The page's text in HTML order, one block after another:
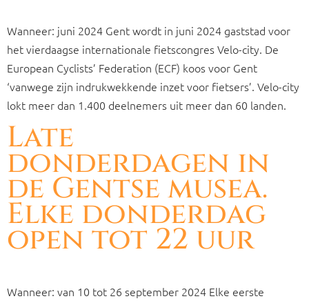
Wanneer: juni 2024 Gent wordt in juni 2024 gaststad voor
het vierdaagse internationale fietscongres Velo-city. De
European Cyclists’ Federation (ECF) koos voor Gent
‘vanwege zijn indrukwekkende inzet voor fietsers’. Velo-city
lokt meer dan 1.400 deelnemers uit meer dan 60 landen.
Late
donderdagen in
de Gentse musea.
Elke donderdag
open tot 22 uur
Wanneer: van 10 tot 26 september 2024 Elke eerste